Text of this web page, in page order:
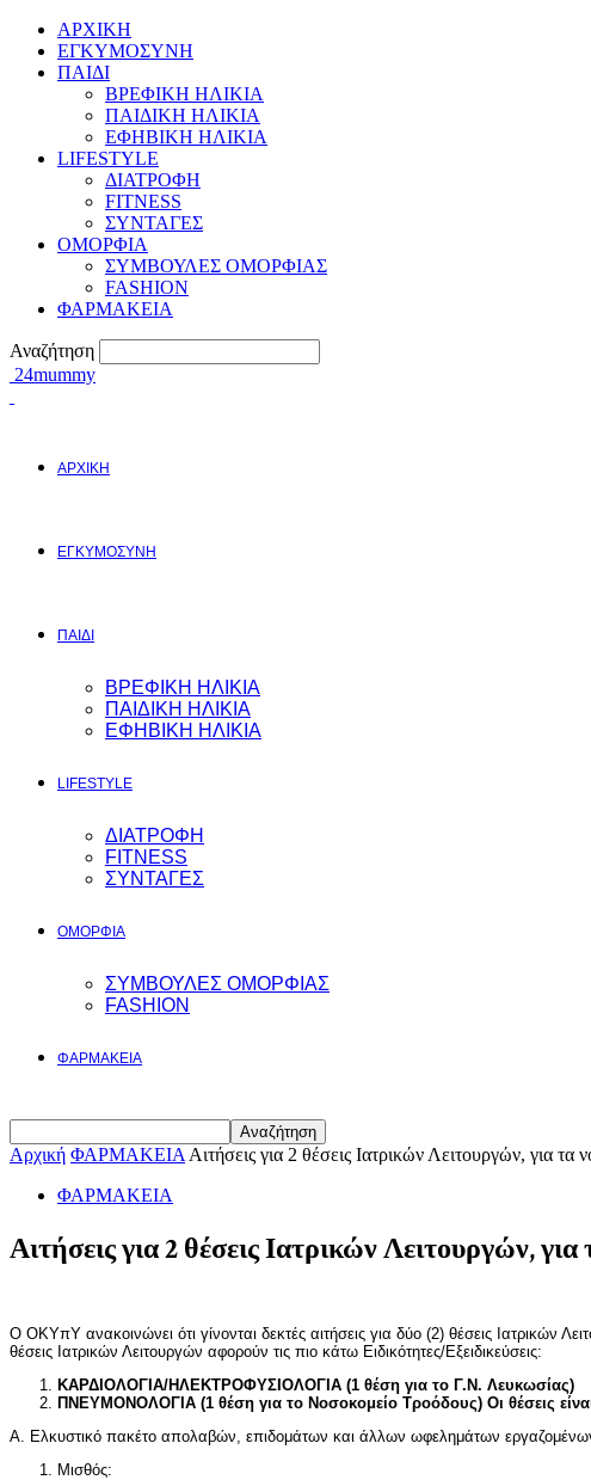
ΑΡΧΙΚΗ
ΕΓΚΥΜΟΣYΝΗ
ΠΑΙΔΙ
ΒΡΕΦΙΚΗ ΗΛΙΚΙΑ
ΠΑΙΔΙΚΗ ΗΛΙΚΙΑ
ΕΦΗΒΙΚΗ ΗΛΙΚΙΑ
LIFESTYLE
ΔΙΑΤΡΟΦΗ
FITNESS
ΣΥΝΤΑΓΕΣ
ΟΜΟΡΦΙΑ
ΣΥΜΒΟΥΛΕΣ ΟΜΟΡΦΙΑΣ
FASHION
ΦΑΡΜΑΚΕΙΑ
Αναζήτηση
24mummy
ΑΡΧΙΚΗ
ΕΓΚΥΜΟΣYΝΗ
ΠΑΙΔΙ
ΒΡΕΦΙΚΗ ΗΛΙΚΙΑ
ΠΑΙΔΙΚΗ ΗΛΙΚΙΑ
ΕΦΗΒΙΚΗ ΗΛΙΚΙΑ
LIFESTYLE
ΔΙΑΤΡΟΦΗ
FITNESS
ΣΥΝΤΑΓΕΣ
ΟΜΟΡΦΙΑ
ΣΥΜΒΟΥΛΕΣ ΟΜΟΡΦΙΑΣ
FASHION
ΦΑΡΜΑΚΕΙΑ
Αρχική ΦΑΡΜΑΚΕΙΑ Αιτήσεις για 2 θέσεις Ιατρικών Λειτουργών, για
ΦΑΡΜΑΚΕΙΑ
Αιτήσεις για 2 θέσεις Ιατρικών Λειτουργών,
Ο ΟΚΥπΥ ανακοινώνει ότι γίνονται δεκτές αιτήσεις για δύο (2) θέσεις
θέσεις Ιατρικών Λειτουργών αφορούν τις πιο κάτω Ειδικότητες/Εξειδικεύσεις:
ΚΑΡΔΙΟΛΟΓΙΑ/ΗΛΕΚΤΡΟΦΥΣΙΟΛΟΓΙΑ (1 θέση για το Γ.Ν. Λευκωσίας)
ΠΝΕΥΜΟΝΟΛΟΓΙΑ (1 θέση για το Νοσοκομείο Τροόδους) Οι θέσεις
Α. Ελκυστικό πακέτο απολαβών, επιδομάτων και άλλων ωφελημάτων
Μισθός: